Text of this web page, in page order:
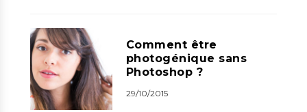
Comment être
photogénique sans
Photoshop ?
29/10/2015